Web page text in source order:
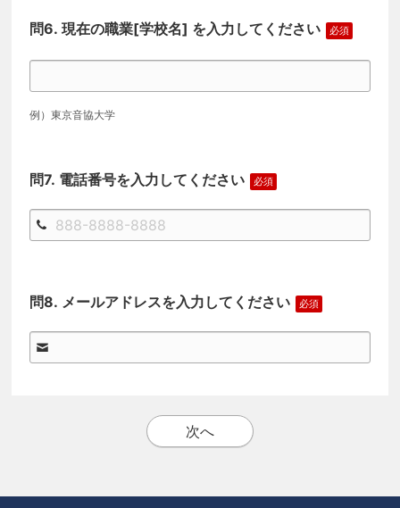
現在の職業[学校名] を入力してください
例）東京⾳協⼤学
電話番号を入力してください
メールアドレスを入力してください
次へ